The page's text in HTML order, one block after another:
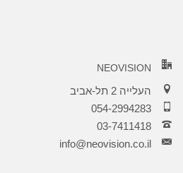
NEOVISION
העלייה 2 תל-אביב
054-2994283
03-7411418‏
info@neovision.co.il